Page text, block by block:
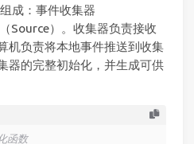
成：事件收集器
Source）。收集器负责接收
机负责将本地事件推送到收集
器的完整初始化，并生成可供
函数